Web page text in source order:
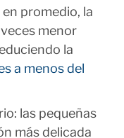
promedio, la
menor
la
a menos del
las pequeñas
más delicada